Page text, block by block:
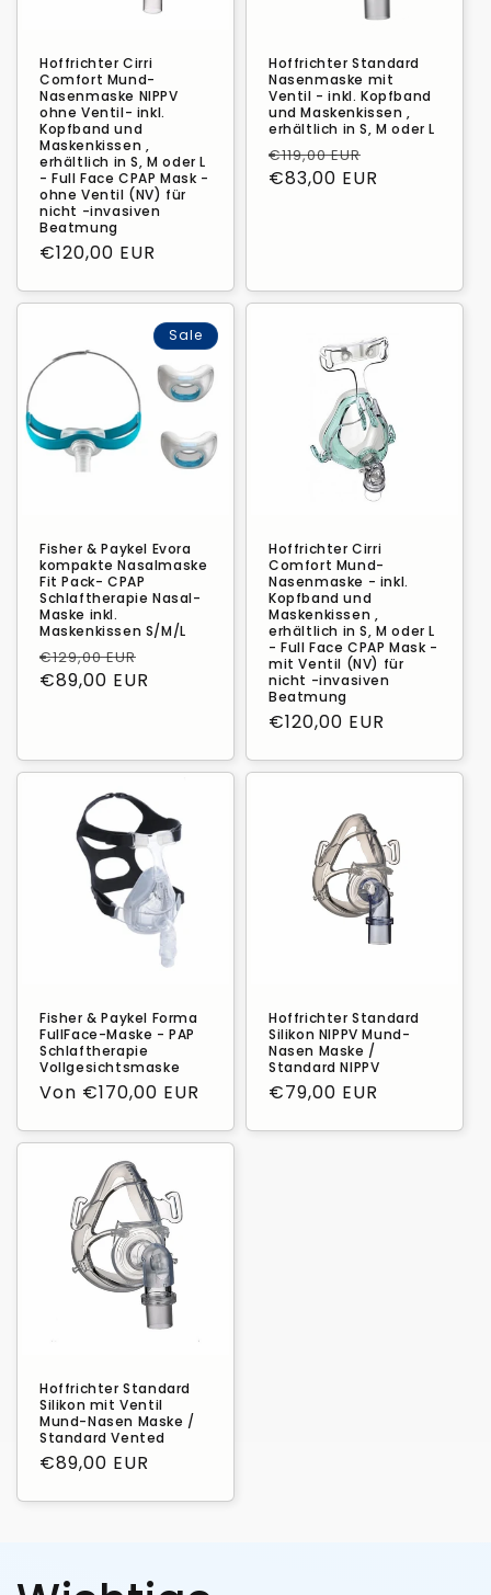
Hoffrichter Cirri
Comfort Mund-
Nasenmaske NIPPV
ohne Ventil- inkl.
Kopfband und
Maskenkissen ,
erhältlich in S, M oder L
- Full Face CPAP Mask -
ohne Ventil (NV) für
nicht -invasiven
Beatmung
Normaler
€120,00 EUR
Hoffrichter Standard
Nasenmaske mit
Ventil - inkl. Kopfband
und Maskenkissen ,
erhältlich in S, M oder L
Normaler
Preis
€119,00 EUR
€83,00 EUR
Sale
Fisher & Paykel Evora
kompakte Nasalmaske
Fit Pack- CPAP
Schlaftherapie Nasal-
Maske inkl.
Maskenkissen S/M/L
Normaler
Preis
€129,00 EUR
Verkaufspreis
€89,00 EUR
Hoffrichter Cirri
Comfort Mund-
Nasenmaske - inkl.
Kopfband und
Maskenkissen ,
erhältlich in S, M oder L
- Full Face CPAP Mask -
mit Ventil (NV) für
nicht -invasiven
Beatmung
Normaler
€120,00 EUR
Fisher & Paykel Forma
FullFace-Maske - PAP
Schlaftherapie
Vollgesichtsmaske
Normaler
Von €170,00 EUR
Hoffrichter Standard
Silikon NIPPV Mund-
Nasen Maske /
Standard NIPPV
Normaler
€79,00 EUR
Hoffrichter Standard
Silikon mit Ventil
Mund-Nasen Maske /
Standard Vented
Normaler
€89,00 EUR